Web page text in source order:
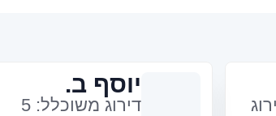
יוסף ב.
דירוג משוכלל: 5